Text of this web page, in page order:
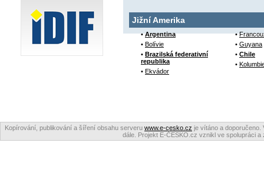
Jižní Amerika
•Argentina
• Bolívie
• Brazilská federativní
republika
• Ekvádor
•
• Guyana
• Chile
•
Kopírování, publikování a šíření obsahu serveru www.e-cesko.cz je vítáno a doporučeno.
dále. Projekt E-ČESKO.cz vznikl ve spolupráci